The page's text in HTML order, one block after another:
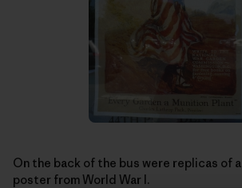
On the back of the bus were replicas of a
poster from World War I.